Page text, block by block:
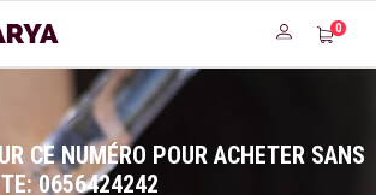
0
CE NUMÉRO POUR ACHETER SANS
0656424242